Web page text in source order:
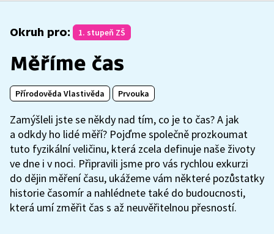
Okruh pro: 1. stupeň ZŠ
Měříme čas
Přírodověda Vlastivěda Prvouka
Zamýšleli jste se někdy nad tím, co je to čas? A jak
a odkdy ho lidé měří? Pojďme společně prozkoumat
tuto fyzikální veličinu, která zcela definuje naše životy
ve dne i v noci. Připravili jsme pro vás rychlou exkurzi
do dějin měření času, ukážeme vám některé pozůstatky
historie časomír a nahlédnete také do budoucnosti,
která umí změřit čas s až neuvěřitelnou přesností.